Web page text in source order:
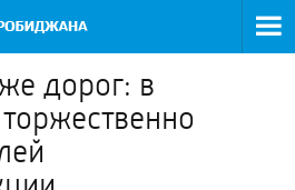
дорог: в